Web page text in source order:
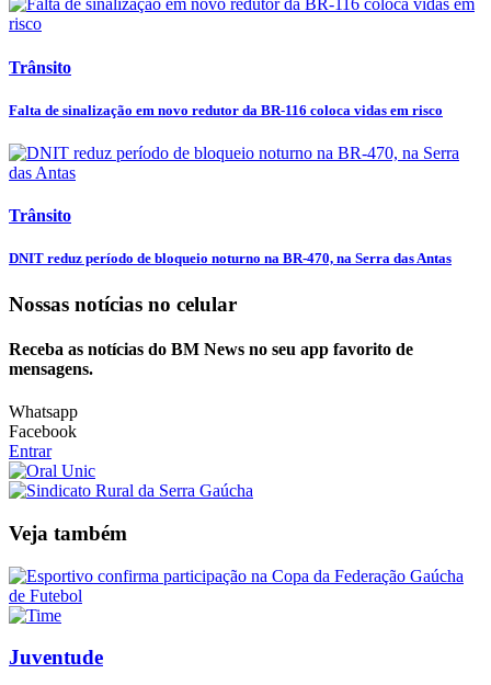
Trânsito
Falta de sinalização em novo redutor da BR-116 coloca vidas em risco
Trânsito
DNIT reduz período de bloqueio noturno na BR-470, na Serra das Antas
Nossas notícias no celular
Receba as notícias do BM News no seu app favorito de
mensagens.
Whatsapp
Facebook
Entrar
Veja também
Juventude